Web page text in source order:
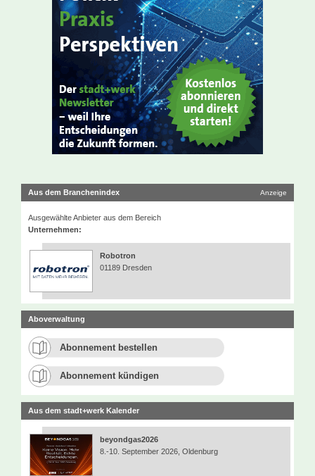
Aus dem Branchenindex Anzeige
Ausgewählte Anbieter aus dem Bereich
Unternehmen:
Robotron
01189 Dresden
Aboverwaltung
Abonnement bestellen
Abonnement kündigen
Aus dem stadt+werk Kalender
beyondgas2026
8.-10. September 2026, Oldenburg